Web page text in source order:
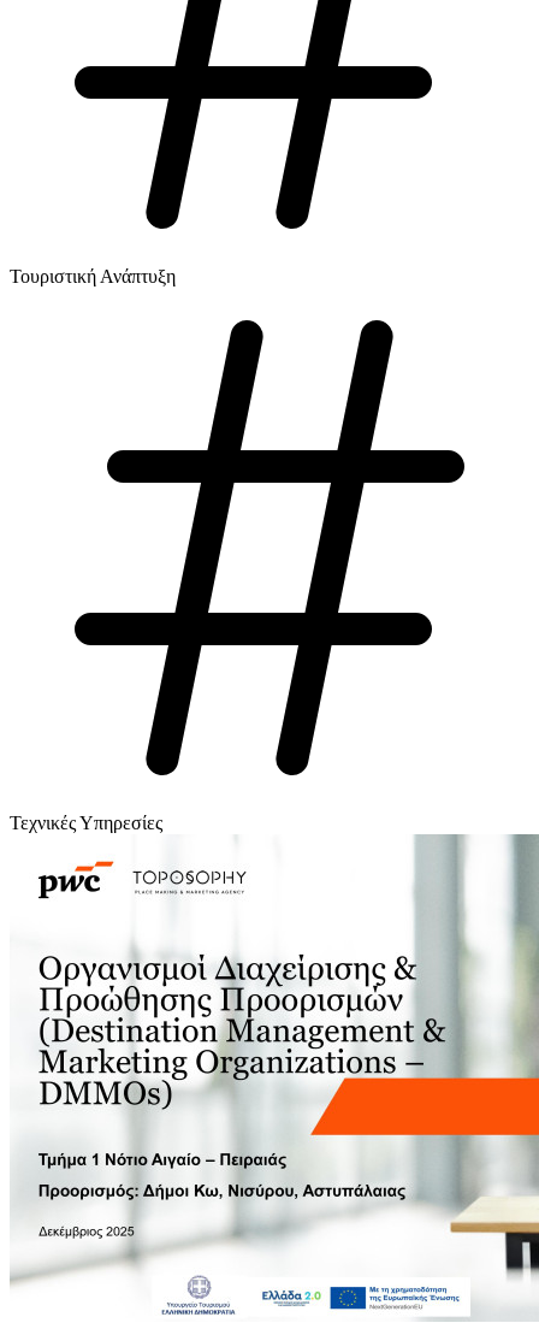
Τουριστική Ανάπτυξη
Τεχνικές Υπηρεσίες